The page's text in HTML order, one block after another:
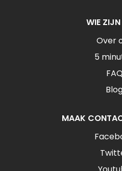
WIE
Over
5
FAQ
MAAK